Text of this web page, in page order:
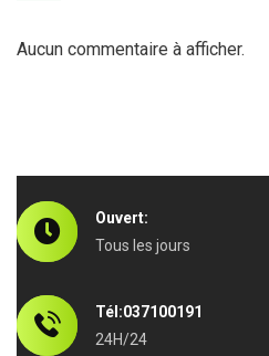
Aucun commentaire à afficher.
Ouvert:
Tous les jours
Tél:037100191
24H/24